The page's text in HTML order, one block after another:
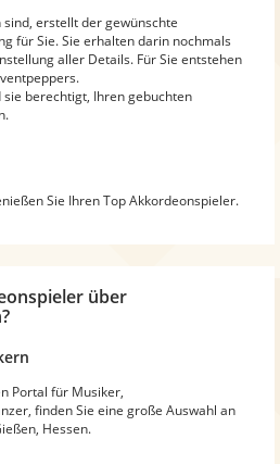
erstellt der gewünschte
für Sie. Sie erhalten darin nochmals
aller Details. Für Sie entstehen
berechtigt, Ihren gebuchten
Sie Ihren Top Akkordeonspieler.
über
Portal für Musiker,
finden Sie eine große Auswahl an
Hessen.